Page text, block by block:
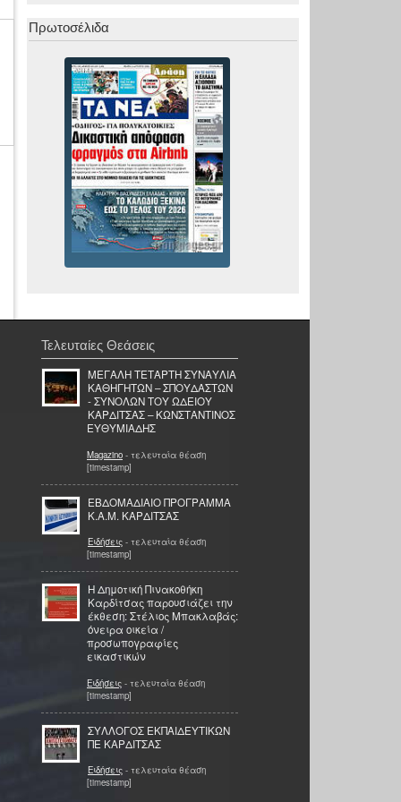
Πρωτοσέλιδα
Τελευταίες Θεάσεις
ΜΕΓΑΛΗ ΤΕΤΑΡΤΗ ΣΥΝΑΥΛΙΑ
ΚΑΘΗΓΗΤΩΝ – ΣΠΟΥΔΑΣΤΩΝ
- ΣΥΝΟΛΩΝ ΤΟΥ ΩΔΕΙΟΥ
ΚΑΡΔΙΤΣΑΣ – ΚΩΝΣΤΑΝΤΙΝΟΣ
ΕΥΘΥΜΙΑΔΗΣ
Magazino - τελευταία θέαση
[timestamp]
ΕΒΔΟΜΑΔΙΑΙΟ ΠΡΟΓΡΑΜΜΑ
Κ.Α.Μ. ΚΑΡΔΙΤΣΑΣ
Ειδήσεις - τελευταία θέαση
[timestamp]
Η Δημοτική Πινακοθήκη
Καρδίτσας παρουσιάζει την
έκθεση: Στέλιος Μπακλαβάς:
όνειρα οικεία /
προσωπογραφίες
εικαστικών
Ειδήσεις - τελευταία θέαση
[timestamp]
ΣΥΛΛΟΓΟΣ ΕΚΠΑΙΔΕΥΤΙΚΩΝ
ΠΕ ΚΑΡΔΙΤΣΑΣ
Ειδήσεις - τελευταία θέαση
[timestamp]